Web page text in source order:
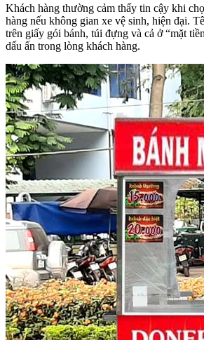
Khách hàng thường cảm thấy tin cậy khi
hàng nếu không gian xe vệ sinh, hiện đại.
trên giấy gói bánh, túi đựng và cả ở “mặt
dấu ấn trong lòng khách hàng.